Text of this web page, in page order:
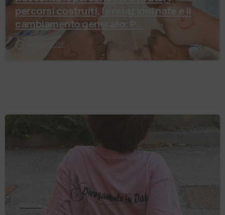
percorsi costruiti, le relazioni nate e il
4 Agosto 2026